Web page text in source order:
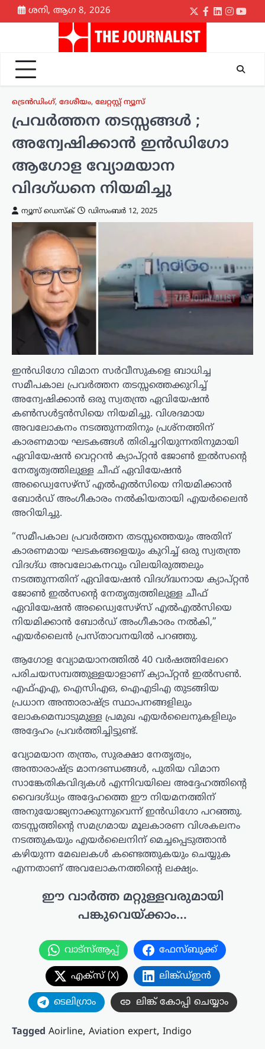
Skip
to
ശനി, ആഗ 8, 2026
Twitter
Facebook
LinkedIn
ട്രെൻഡിംഗ്, ദേശീയം, ലേറ്റസ്റ്റ് ന്യൂസ്
പ്രവർത്തന തടസ്സങ്ങൾ ;
അന്വേഷിക്കാൻ ഇൻഡിഗോ
ആഗോള വ്യോമയാന
വിദഗ്ധനെ നിയമിച്ചു
ന്യൂസ് ഡെസ്ക് ഡിസംബർ 12, 2025
ഇൻഡിഗോ വിമാന സർവീസുകളെ ബാധിച്ച
സമീപകാല പ്രവർത്തന തടസ്സത്തെക്കുറിച്ച്
അന്വേഷിക്കാൻ ഒരു സ്വതന്ത്ര ഏവിയേഷൻ
കൺസൾട്ടൻസിയെ നിയമിച്ചു. വിശദമായ
അവലോകനം നടത്തുന്നതിനും പ്രശ്നത്തിന്
കാരണമായ ഘടകങ്ങൾ തിരിച്ചറിയുന്നതിനുമായി
ഏവിയേഷൻ വെറ്ററൻ ക്യാപ്റ്റൻ ജോൺ ഇൽസന്റെ
നേതൃത്വത്തിലുള്ള ചീഫ് ഏവിയേഷൻ
അഡ്വൈസേഴ്‌സ് എൽഎൽസിയെ നിയമിക്കാൻ
ബോർഡ് അംഗീകാരം നൽകിയതായി എയർലൈൻ
അറിയിച്ചു.
“സമീപകാല പ്രവർത്തന തടസ്സത്തെയും അതിന്
കാരണമായ ഘടകങ്ങളെയും കുറിച്ച് ഒരു സ്വതന്ത്ര
വിദഗ്ദ്ധ അവലോകനവും വിലയിരുത്തലും
നടത്തുന്നതിന് ഏവിയേഷൻ വിദഗ്‌ദ്ധനായ ക്യാപ്റ്റൻ
ജോൺ ഇൽസന്റെ നേതൃത്വത്തിലുള്ള ചീഫ്
ഏവിയേഷൻ അഡ്വൈസേഴ്‌സ് എൽഎൽസിയെ
നിയമിക്കാൻ ബോർഡ് അംഗീകാരം നൽകി,”
എയർലൈൻ പ്രസ്താവനയിൽ പറഞ്ഞു.
ആഗോള വ്യോമയാനത്തിൽ 40 വർഷത്തിലേറെ
പരിചയസമ്പത്തുള്ളയാളാണ് ക്യാപ്റ്റൻ ഇൽസൺ.
എഫ്എഎ, ഐസിഎഒ, ഐഎടിഎ തുടങ്ങിയ
പ്രധാന അന്താരാഷ്ട്ര സ്ഥാപനങ്ങളിലും
ലോകമെമ്പാടുമുള്ള പ്രമുഖ എയർലൈനുകളിലും
അദ്ദേഹം പ്രവർത്തിച്ചിട്ടുണ്ട്.
വ്യോമയാന തന്ത്രം, സുരക്ഷാ നേതൃത്വം,
അന്താരാഷ്ട്ര മാനദണ്ഡങ്ങൾ, പുതിയ വിമാന
സാങ്കേതികവിദ്യകൾ എന്നിവയിലെ അദ്ദേഹത്തിന്റെ
വൈദഗ്ദ്ധ്യം അദ്ദേഹത്തെ ഈ നിയമനത്തിന്
അനുയോജ്യനാക്കുന്നുവെന്ന് ഇൻഡിഗോ പറഞ്ഞു.
തടസ്സത്തിന്റെ സമഗ്രമായ മൂലകാരണ വിശകലനം
നടത്തുകയും എയർലൈനിന് മെച്ചപ്പെടുത്താൻ
കഴിയുന്ന മേഖലകൾ കണ്ടെത്തുകയും ചെയ്യുക
എന്നതാണ് അവലോകനത്തിന്റെ ലക്ഷ്യം.
ഈ വാർത്ത മറ്റുള്ളവരുമായി
പങ്കുവെയ്ക്കാം...
വാട്സ്ആപ്പ് ഫേസ്ബുക്ക്
എക്സ് (X) ലിങ്ക്ഡ്ഇൻ
ടെലിഗ്രാം ലിങ്ക് കോപ്പി ചെയ്യാം
Tagged Aoirline, Aviation expert, Indigo